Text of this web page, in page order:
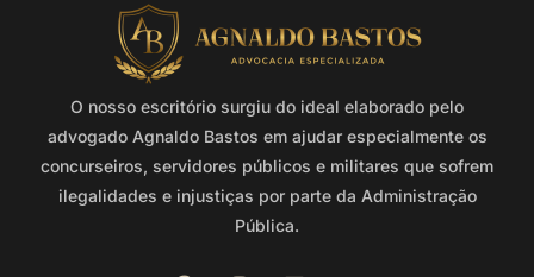
O nosso escritório surgiu do ideal elaborado pelo
advogado Agnaldo Bastos em ajudar especialmente os
concurseiros, servidores públicos e militares que sofrem
ilegalidades e injustiças por parte da Administração
Pública.